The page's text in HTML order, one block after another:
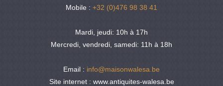
Mobile : +32 (0)476 98 38 41
Mardi, jeudi: 10h à 17h
Mercredi, vendredi, samedi: 11h à 18h
Email : info@maisonwalesa.be
Site internet : www.antiquites-walesa.be